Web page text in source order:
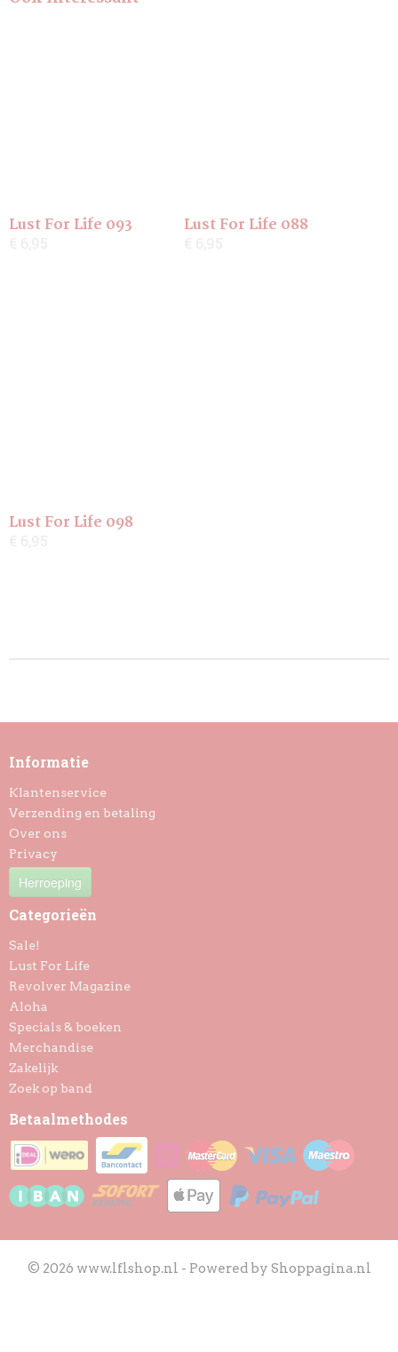
Lust For Life 093 Lust For Life 088
Lust For Life 098
Informatie
Klantenservice
Verzending en betaling
Over ons
Privacy
Herroeping
Categorieën
Sale!
Lust For Life
Revolver Magazine
Aloha
Specials & boeken
Merchandise
Zakelijk
Zoek op band
Betaalmethodes
© 2026 www.lflshop.nl - Powered by Shoppagina.nl